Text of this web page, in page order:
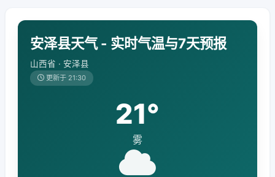
安泽县天气 - 实时气温与7天预报
山西省 · 安泽县
更新于 21:30
21°
雾